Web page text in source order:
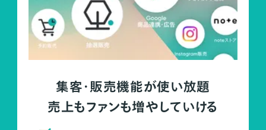
集客・販売機能が使い放題
売上もファンも増やしていける